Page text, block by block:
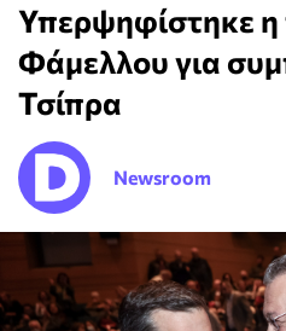
Υπερψηφίστηκε
Φάμελλου για
Τσίπρα
Newsroom